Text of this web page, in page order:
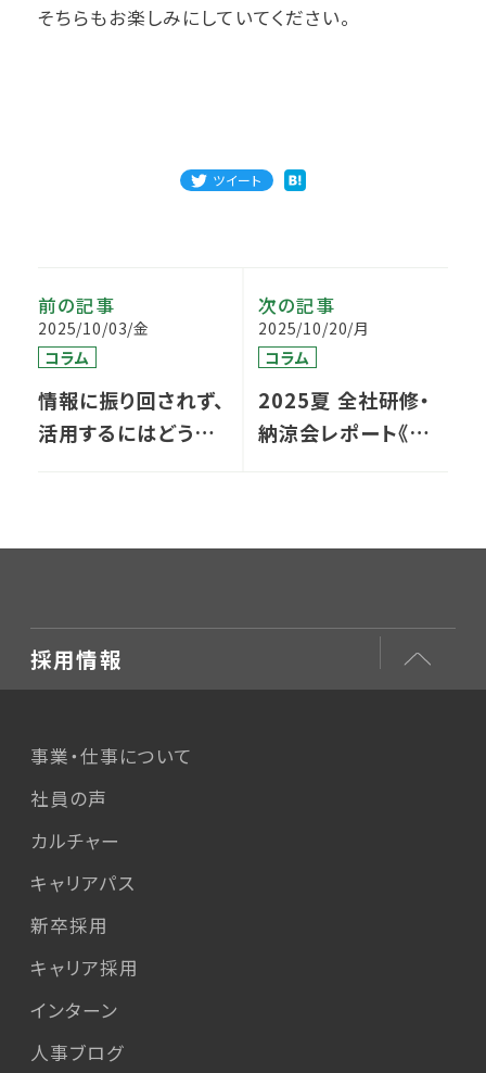
そちらもお楽しみにしていてください。
ツイート
前の記事
2025/10/03/金
コラム
情報に振り回されず、
活用するにはどうす
次の記事
2025/10/20/月
コラム
2025夏 全社研修・
納涼会レポート《納
採用情報
事業・仕事について
社員の声
カルチャー
キャリアパス
新卒採用
キャリア採用
インターン
人事ブログ